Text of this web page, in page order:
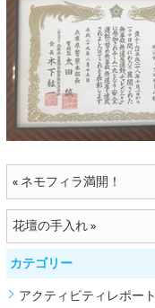
« ネモフィラ満開！
花壇の手入れ»
カテゴリー
アクティビティレポート